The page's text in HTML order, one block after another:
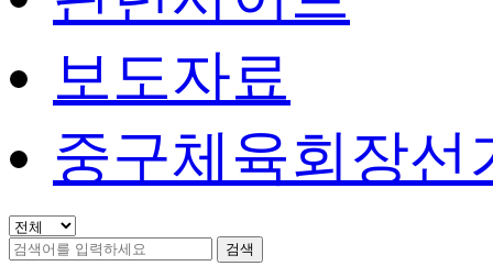
보도자료
중구체육회장선
검색